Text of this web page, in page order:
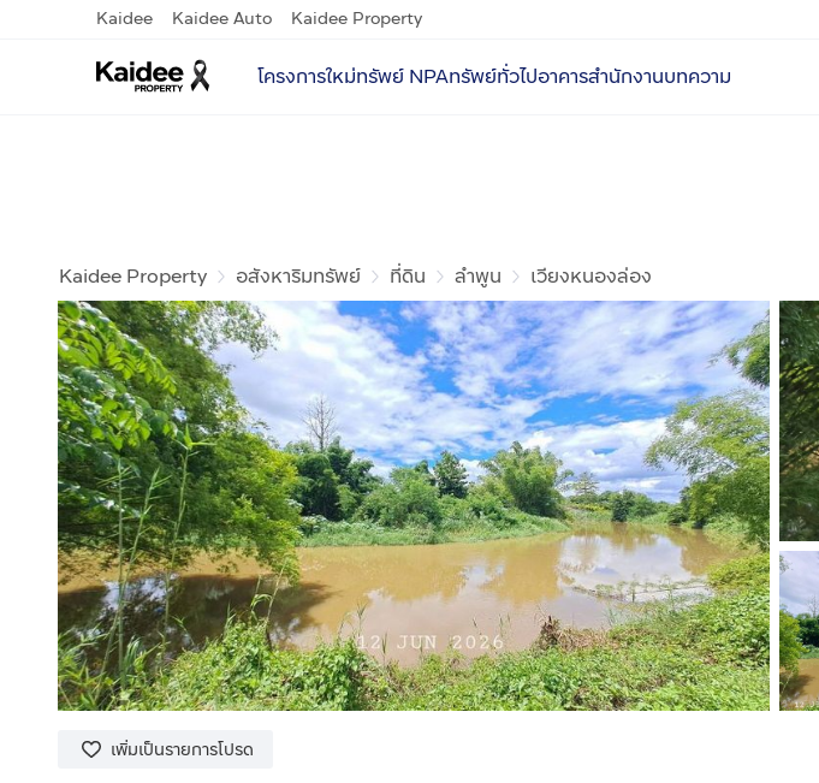
Kaidee Kaidee Auto Kaidee Property
โครงการใหม่ทรัพย์ NPAทรัพย์ทั่วไปอาคารสำนักงานบทความ
Kaidee Property อสังหาริมทรัพย์ ที่ดิน ลำพูน เวียงหนองล่อง
เพิ่มเป็นรายการโปรด